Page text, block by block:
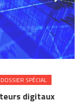
DOSSIER SPÉCIAL
digitaux